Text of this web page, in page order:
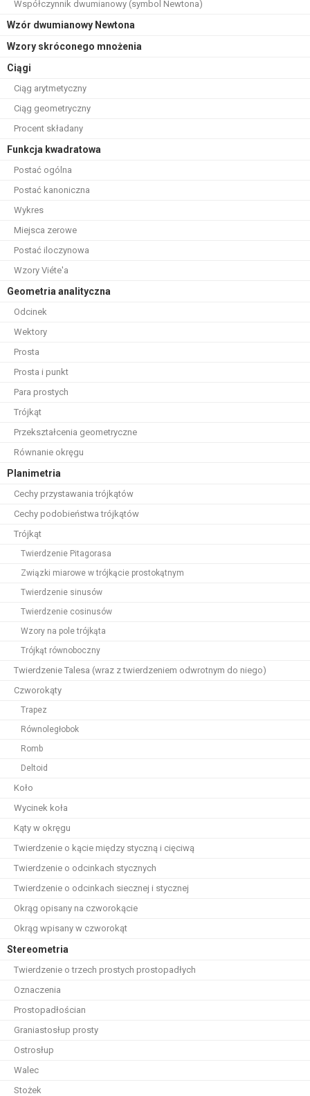
Współczynnik dwumianowy (symbol Newtona)
Wzór dwumianowy Newtona
Wzory skróconego mnożenia
Ciągi
Ciąg arytmetyczny
Ciąg geometryczny
Procent składany
Funkcja kwadratowa
Postać ogólna
Postać kanoniczna
Wykres
Miejsca zerowe
Postać iloczynowa
Wzory Viéte'a
Geometria analityczna
Odcinek
Wektory
Prosta
Prosta i punkt
Para prostych
Trójkąt
Przekształcenia geometryczne
Równanie okręgu
Planimetria
Cechy przystawania trójkątów
Cechy podobieństwa trójkątów
Trójkąt
Twierdzenie Pitagorasa
Związki miarowe w trójkącie prostokątnym
Twierdzenie sinusów
Twierdzenie cosinusów
Wzory na pole trójkąta
Trójkąt równoboczny
Twierdzenie Talesa (wraz z twierdzeniem odwrotnym do niego)
Czworokąty
Trapez
Równoległobok
Romb
Deltoid
Koło
Wycinek koła
Kąty w okręgu
Twierdzenie o kącie między styczną i cięciwą
Twierdzenie o odcinkach stycznych
Twierdzenie o odcinkach siecznej i stycznej
Okrąg opisany na czworokącie
Okrąg wpisany w czworokąt
Stereometria
Twierdzenie o trzech prostych prostopadłych
Oznaczenia
Prostopadłościan
Graniastosłup prosty
Ostrosłup
Walec
Stożek